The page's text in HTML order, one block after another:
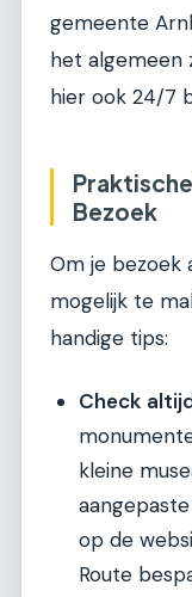
gemeente
het algemeen
hier ook 24/7
Bezoek
Om je bezoek
mogelijk te
handige tips:
Check
kleine
op de
Route